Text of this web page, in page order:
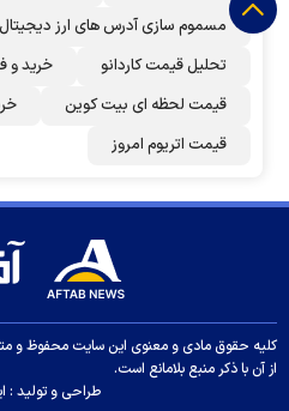
مسموم سازی آدرس های ارز دیجیتال
تحلیل قیمت کاردانو
خرید و
قیمت لحظه ای بیت کوین
قیمت اتریوم امروز
کلیه حقوق مادی و معنوی این سایت محفوظ و
از آن با ذکر منبع بلامانع است.
طراحی و تولید :